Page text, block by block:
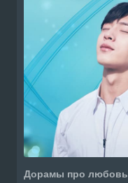
Дорамы про любовь